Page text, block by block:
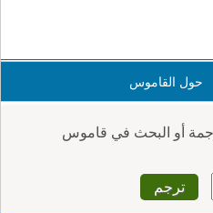
حول القاموس
أو البحث في قاموس